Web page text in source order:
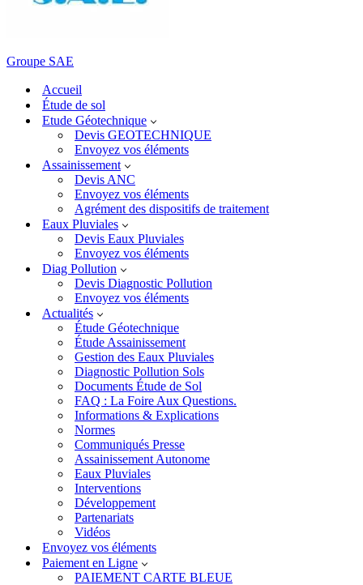
Groupe SAE
Accueil
Étude de sol
Etude Géotechnique
Devis GEOTECHNIQUE
Envoyez vos éléments
Assainissement
Devis ANC
Envoyez vos éléments
Agrément des dispositifs de traitement
Eaux Pluviales
Devis Eaux Pluviales
Envoyez vos éléments
Diag Pollution
Devis Diagnostic Pollution
Envoyez vos éléments
Actualités
Étude Géotechnique
Étude Assainissement
Gestion des Eaux Pluviales
Diagnostic Pollution Sols
Documents Étude de Sol
FAQ : La Foire Aux Questions.
Informations & Explications
Normes
Communiqués Presse
Assainissement Autonome
Eaux Pluviales
Interventions
Développement
Partenariats
Vidéos
Envoyez vos éléments
Paiement en Ligne
PAIEMENT CARTE BLEUE